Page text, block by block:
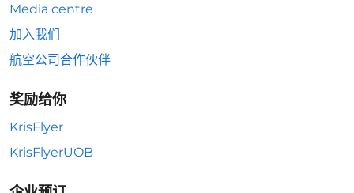
Media centre
加入我们
航空公司合作伙伴
奖励给你
KrisFlyer
KrisFlyerUOB